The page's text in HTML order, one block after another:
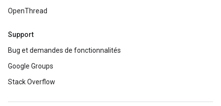
OpenThread
Support
Bug et demandes de fonctionnalités
Google Groups
Stack Overflow